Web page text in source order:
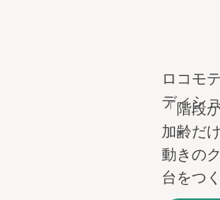
ロコモ
ディシ
「階段
加齢だ
動きの
台をつ